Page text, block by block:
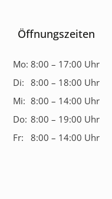
Öffnungszeiten
Mo: 8:00 – 17:00 Uhr
Di: 8:00 – 18:00 Uhr
Mi: 8:00 – 14:00 Uhr
Do: 8:00 – 19:00 Uhr
Fr:
8:00 – 14:00 Uhr